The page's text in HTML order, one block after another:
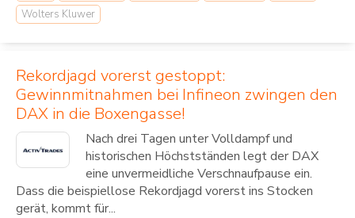
Wolters Kluwer
Rekordjagd vorerst gestoppt:
Gewinnmitnahmen bei Infineon zwingen den
DAX in die Boxengasse!
Nach drei Tagen unter Volldampf und
historischen Höchstständen legt der DAX
eine unvermeidliche Verschnaufpause ein.
Dass die beispiellose Rekordjagd vorerst ins Stocken
gerät, kommt für...